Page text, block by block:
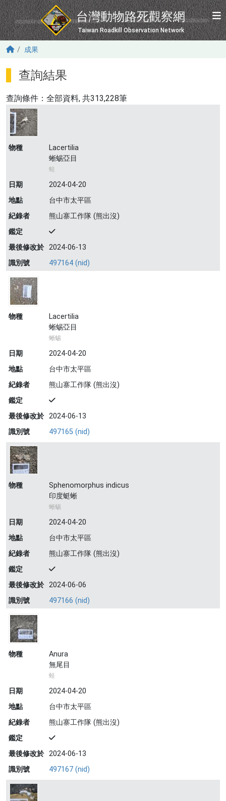
移至主內容
台灣動物路死觀察網
Taiwan Roadkill Observation Network
成果
查詢結果
查詢條件： 全部資料, 共313,228筆
物種
Lacertilia
蜥蜴亞目
蛙
日期
2024-04-20
地點
台中市太平區
紀錄者
熊山寨工作隊 (熊出沒)
鑑定
最後修改於 2024-06-13
識別號
497164 (nid)
物種
Lacertilia
蜥蜴亞目
蜥蜴
日期
2024-04-20
地點
台中市太平區
紀錄者
熊山寨工作隊 (熊出沒)
鑑定
最後修改於 2024-06-13
識別號
497165 (nid)
物種
Sphenomorphus indicus
印度蜓蜥
蜥蜴
日期
2024-04-20
地點
台中市太平區
紀錄者
熊山寨工作隊 (熊出沒)
鑑定
最後修改於 2024-06-06
識別號
497166 (nid)
物種
Anura
無尾目
蛙
日期
2024-04-20
地點
台中市太平區
紀錄者
熊山寨工作隊 (熊出沒)
鑑定
最後修改於 2024-06-13
識別號
497167 (nid)